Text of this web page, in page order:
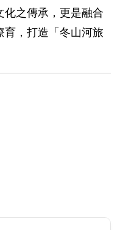
化之傳承，更是融合
育，打造「冬山河旅